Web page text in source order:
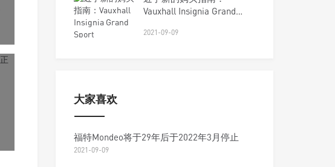
Vauxhall Insignia Grand
2021-09-09
大家喜欢
福特Mondeo将于29年后于2022年3月停止
2021-09-09